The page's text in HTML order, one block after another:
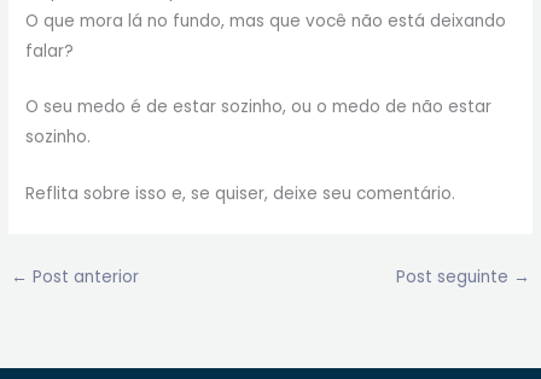
O que mora lá no fundo, mas que você não está deixando
falar?
O seu medo é de estar sozinho, ou o medo de não estar
sozinho.
Reflita sobre isso e, se quiser, deixe seu comentário.
← Post anterior Post seguinte →